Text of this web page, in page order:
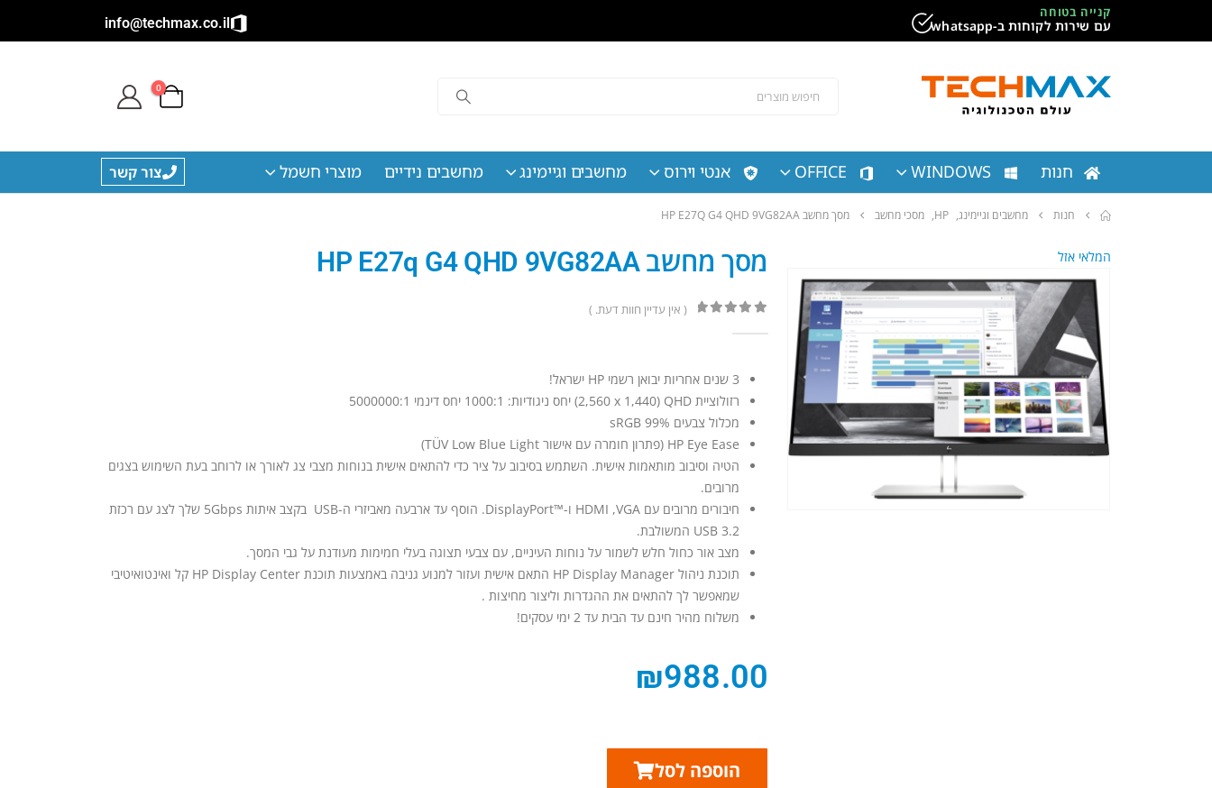
קנייה בטוחה
עם שירות לקוחות ב-whatsapp info@techmax.co.il
0
חנות WINDOWS
OFFICE אנטי וירוס מחשבים וגיימינג מחשבים נידיים מוצרי חשמל צור קשר
חנות מחשבים וגיימינג,
HP
, מסכי מחשב מסך מחשב HP E27Q G4 QHD 9VG82AA
המלאי אזל מסך מחשב HP E27q G4 QHD 9VG82AA
( אין עדיין חוות דעת. )
3 שנים אחריות יבואן רשמי HP ישראל!
רזולוציית QHD‏ (‎2,560 x 1,440) יחס ניגודיות: 1000:1 יחס דינמי 5000000:1
מכלול צבעים 99% sRGB
HP Eye Ease (פתרון חומרה עם אישור TÜV Low Blue Light)
הטיה וסיבוב מותאמות אישית. השתמש בסיבוב על ציר כדי להתאים אישית בנוחות מצבי צג לאורך או לרוחב בעת השימוש בצגים
מרובים.
חיבורים מרובים עם VGA‏, HDMI ו-DisplayPort™‎. הוסף עד ארבעה מאביזרי ה-USB בקצב איתות 5Gbps שלך לצג עם רכזת
USB 3.2‏ המשולבת.
מצב אור כחול חלש לשמור על נוחות העיניים, עם צבעי תצוגה בעלי חמימות מעודנת על גבי המסך.
תוכנת ניהול HP Display Manager התאם אישית ועזור למנוע גניבה באמצעות תוכנת HP Display Center קל ואינטואיטיבי
שמאפשר לך להתאים את ההגדרות וליצור מחיצות .
משלוח מהיר חינם עד הבית עד 2 ימי עסקים!
₪988.00
הוספה לסל